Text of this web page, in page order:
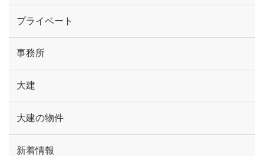
プライベート
事務所
大建
大建の物件
新着情報